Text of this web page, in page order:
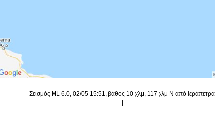
Σεισμός ML 6.0, 02/05 15:51, βάθος 10 χλμ, 117 χλμ Ν από Ιεράπετρα